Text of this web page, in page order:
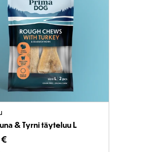
& Tyrni täyteluu L
hinta on 4,95 €